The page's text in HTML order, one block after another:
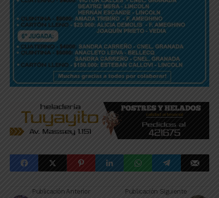
Publicación Anterior Publicación Siguiente